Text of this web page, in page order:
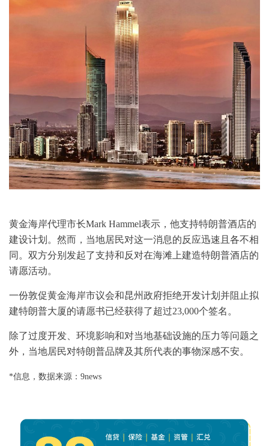
黄金海岸代理市长Mark Hammel表示，他支持特朗普酒店的
建设计划。然而，当地居民对这一消息的反应迅速且各不相
同。双方分别发起了支持和反对在海滩上建造特朗普酒店的
请愿活动。
一份敦促黄金海岸市议会和昆州政府拒绝开发计划并阻止拟
建特朗普大厦的请愿书已经获得了超过23,000个签名。
除了过度开发、环境影响和对当地基础设施的压力等问题之
外，当地居民对特朗普品牌及其所代表的事物深感不安。
*信息，数据来源：9news